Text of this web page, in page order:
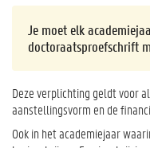
Je moet elk
doctoraatsproefschrift
Deze verplichting geldt voor
aanstellingsvorm en de
Ook in het academiejaar